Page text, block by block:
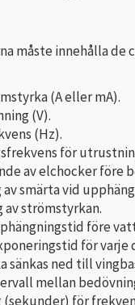
måste innehålla de
(A eller mA).
(V).
(Hz).
för
av elchocker före
smärta vid
strömstyrkan.
före
för varje
sänkas ned till
mellan
för